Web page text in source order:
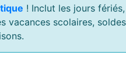
! Inclut les jours
scolaires,